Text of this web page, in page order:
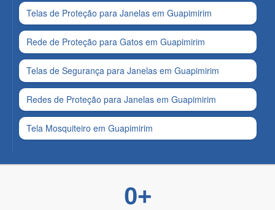
Telas de Proteção para Janelas em Guapimirim
Rede de Proteção para Gatos em Guapimirim
Telas de Segurança para Janelas em Guapimirim
Redes de Proteção para Janelas em Guapimirim
Tela Mosquiteiro em Guapimirim
0+